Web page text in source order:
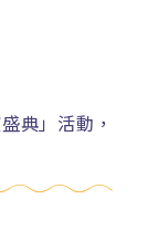
典」活動，